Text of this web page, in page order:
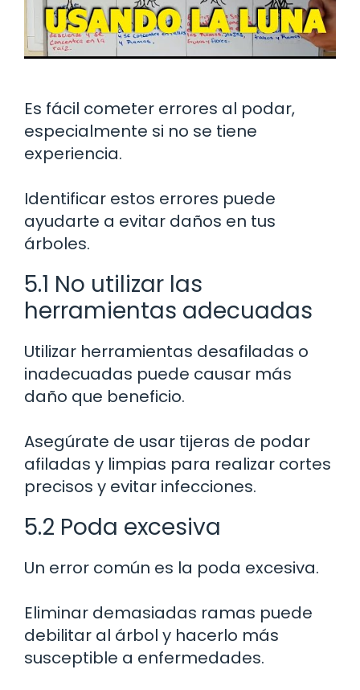
Es fácil cometer errores al podar,
especialmente si no se tiene
experiencia.
Identificar estos errores puede
ayudarte a evitar daños en tus
árboles.
5.1 No utilizar las
herramientas adecuadas
Utilizar herramientas desafiladas o
inadecuadas puede causar más
daño que beneficio.
Asegúrate de usar tijeras de podar
afiladas y limpias para realizar cortes
precisos y evitar infecciones.
5.2 Poda excesiva
Un error común es la poda excesiva.
Eliminar demasiadas ramas puede
debilitar al árbol y hacerlo más
susceptible a enfermedades.